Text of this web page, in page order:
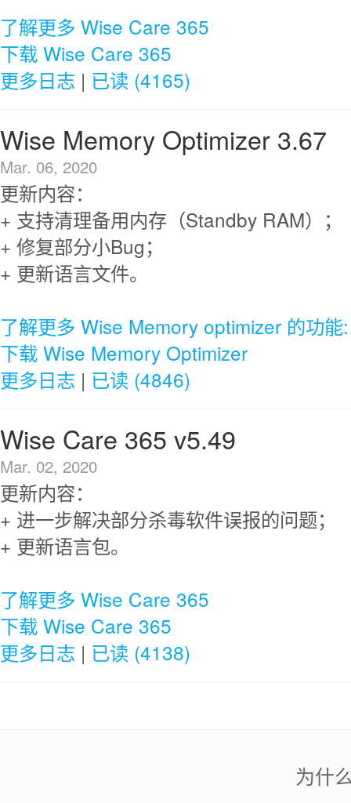
了解更多 Wise Care 365
下载 Wise Care 365
更多日志 | 已读 (4165)
Wise Memory Optimizer 3.67
Mar. 06, 2020
更新内容：
+ 支持清理备用内存（Standby RAM）；
+ 修复部分小Bug；
+ 更新语言文件。
了解更多 Wise Memory optimizer 的功能:
下载 Wise Memory Optimizer
更多日志 | 已读 (4846)
Wise Care 365 v5.49
Mar. 02, 2020
更新内容：
+ 进一步解决部分杀毒软件误报的问题；
+ 更新语言包。
了解更多 Wise Care 365
下载 Wise Care 365
更多日志 | 已读 (4138)
为什